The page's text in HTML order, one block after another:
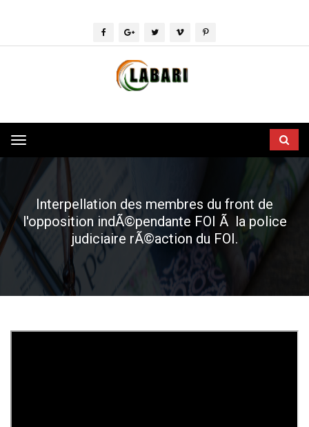
Toggle
navigation
Interpellation des membres du front de
l'opposition indÃ©pendante FOI Ã la police
judiciaire rÃ©action du FOI.